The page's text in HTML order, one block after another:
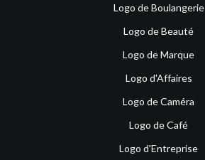
Logo de Boulangerie
Logo de Beauté
Logo de Marque
Logo d'Affaires
Logo de Caméra
Logo de Café
Logo d'Entreprise